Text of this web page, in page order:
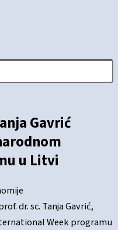
Gavrić
u Litvi
dr. sc. Tanja Gavrić,
Week programu